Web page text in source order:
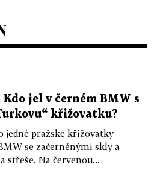
Kdo jel v černém BMW s
křižovatku?
jedné pražské křižovatky
se začerněnými skly a
střeše. Na červenou...